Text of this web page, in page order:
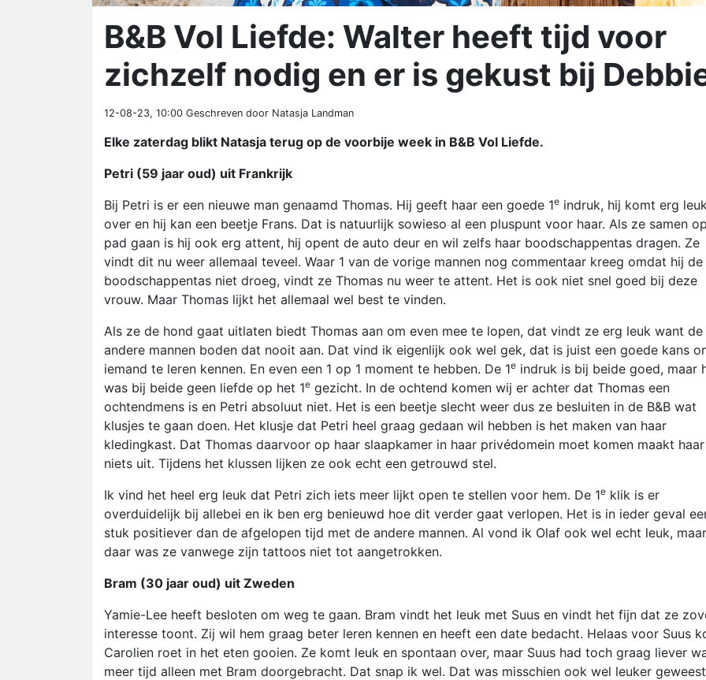
B&B Vol Liefde: Walter heeft tijd voor
zichzelf nodig en er is gekust bij
12-08-23, 10:00 Geschreven door Natasja Landman
Elke zaterdag blikt Natasja terug op de voorbije week in B&B Vol Liefde.
Petri (59 jaar oud) uit Frankrijk
Bij Petri is er een nieuwe man genaamd Thomas. Hij geeft haar een goede 1e indruk, hij komt erg
over en hij kan een beetje Frans. Dat is natuurlijk sowieso al een pluspunt voor haar. Als ze samen op
pad gaan is hij ook erg attent, hij opent de auto deur en wil zelfs haar boodschappentas dragen. Ze
vindt dit nu weer allemaal teveel. Waar 1 van de vorige mannen nog commentaar kreeg omdat hij de
boodschappentas niet droeg, vindt ze Thomas nu weer te attent. Het is ook niet snel goed bij deze
vrouw. Maar Thomas lijkt het allemaal wel best te vinden.
Als ze de hond gaat uitlaten biedt Thomas aan om even mee te lopen, dat vindt ze erg leuk want de
andere mannen boden dat nooit aan. Dat vind ik eigenlijk ook wel gek, dat is juist een goede kans
iemand te leren kennen. En even een 1 op 1 moment te hebben. De 1e indruk is bij beide goed, maar
was bij beide geen liefde op het 1e gezicht. In de ochtend komen wij er achter dat Thomas een
ochtendmens is en Petri absoluut niet. Het is een beetje slecht weer dus ze besluiten in de B&B wat
klusjes te gaan doen. Het klusje dat Petri heel graag gedaan wil hebben is het maken van haar
kledingkast. Dat Thomas daarvoor op haar slaapkamer in haar privédomein moet komen maakt haar
niets uit. Tijdens het klussen lijken ze ook echt een getrouwd stel.
Ik vind het heel erg leuk dat Petri zich iets meer lijkt open te stellen voor hem. De 1e klik is er
overduidelijk bij allebei en ik ben erg benieuwd hoe dit verder gaat verlopen. Het is in ieder geval
stuk positiever dan de afgelopen tijd met de andere mannen. Al vond ik Olaf ook wel echt leuk, maar
daar was ze vanwege zijn tattoos niet tot aangetrokken.
Bram (30 jaar oud) uit Zweden
Yamie-Lee heeft besloten om weg te gaan. Bram vindt het leuk met Suus en vindt het fijn dat ze
interesse toont. Zij wil hem graag beter leren kennen en heeft een date bedacht. Helaas voor Suus
Carolien roet in het eten gooien. Ze komt leuk en spontaan over, maar Suus had toch graag liever
meer tijd alleen met Bram doorgebracht. Dat snap ik wel. Dat was misschien ook wel leuker